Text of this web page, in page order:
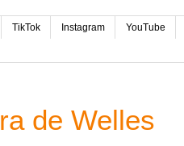
TikTok Instagram YouTube
de Welles